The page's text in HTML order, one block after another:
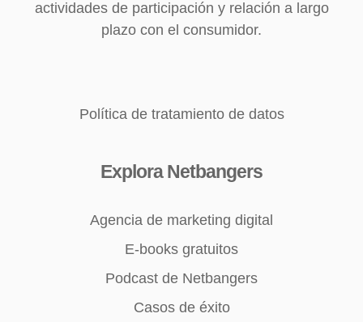
actividades de participación y relación a largo
plazo con el consumidor.
Política de tratamiento de datos
Explora Netbangers
Agencia de marketing digital
E-books gratuitos
Podcast de Netbangers
Casos de éxito